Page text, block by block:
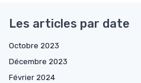
Les articles par date
Octobre 2023
Décembre 2023
Février 2024